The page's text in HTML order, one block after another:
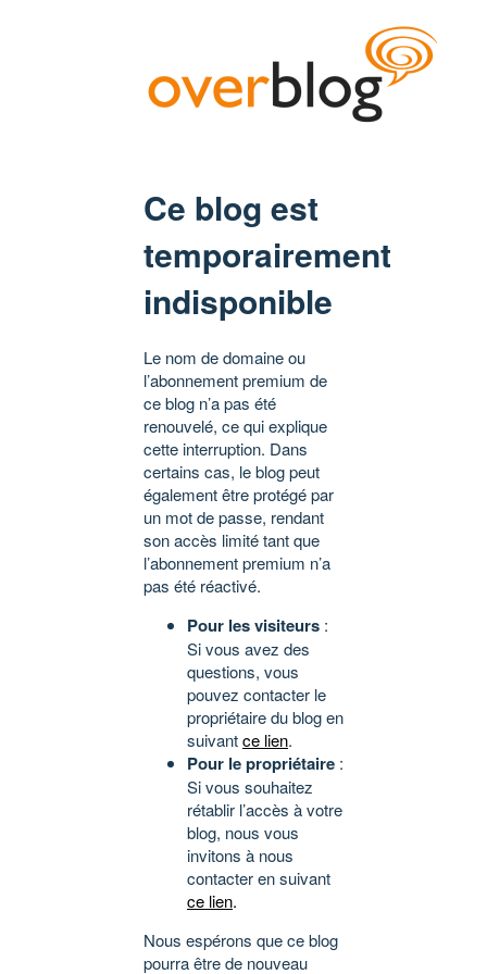
Ce blog est
temporairement
indisponible
Le nom de domaine ou
l’abonnement premium de
ce blog n’a pas été
renouvelé, ce qui explique
cette interruption. Dans
certains cas, le blog peut
également être protégé par
un mot de passe, rendant
son accès limité tant que
l’abonnement premium n’a
pas été réactivé.
Pour les visiteurs :
Si vous avez des
questions, vous
pouvez contacter le
propriétaire du blog en
suivantce lien.
Pour le propriétaire :
Si vous souhaitez
rétablir l’accès à votre
blog, nous vous
invitons à nous
contacter en suivant
ce lien.
Nous espérons que ce blog
pourra être de nouveau